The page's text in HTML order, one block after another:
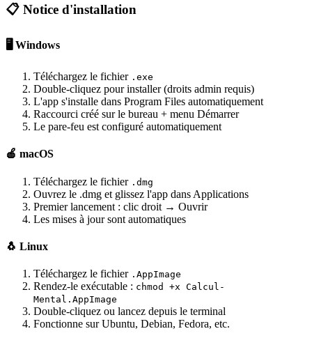
📋 Notice d'installation
🖥️ Windows
Téléchargez le fichier .exe
Double-cliquez pour installer (droits admin requis)
L'app s'installe dans Program Files automatiquement
Raccourci créé sur le bureau + menu Démarrer
Le pare-feu est configuré automatiquement
🍎 macOS
Téléchargez le fichier .dmg
Ouvrez le .dmg et glissez l'app dans Applications
Premier lancement : clic droit → Ouvrir
Les mises à jour sont automatiques
🐧 Linux
Téléchargez le fichier .AppImage
Rendez-le exécutable : chmod +x Calcul-
Mental.AppImage
Double-cliquez ou lancez depuis le terminal
Fonctionne sur Ubuntu, Debian, Fedora, etc.